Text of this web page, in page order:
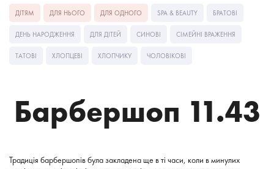
ДІТЯМ ДЛЯ НЬОГО ДЛЯ ОДНОГО SPA & BEAUTY БРАТОВІ
ДЕНЬ НАРОДЖЕННЯ ДЛЯ ДІТЕЙ СИНОВІ СІМЕЙНІ ВРАЖЕННЯ
ТАТОВІ ХЛОПЦЕВІ ХЛОПЧИКУ ЧОЛОВІКОВІ
Барбершоп 11.43
Традиція барбершопів була закладена ще в ті часи, коли в минулих